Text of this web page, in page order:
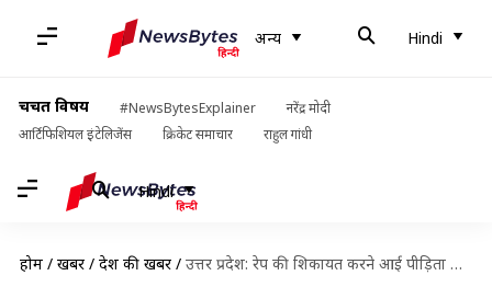
अन्य Hindi
चर्चित विषय #NewsBytesExplainer
नरेंद्र मोदी
आर्टिफिशियल इंटेलिजेंस
क्रिकेट समाचार राहुल गांधी
Hindi
होम / खबरें / देश की खबरें / उत्तर प्रदेश: रेप की शिकायत करने आई पीड़िता के साथ थाने में रेप, आरोपी SHO निलंबित